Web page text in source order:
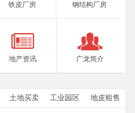
铁皮厂房 钢结构厂房
地产资讯 广龙简介
土地买卖 工业园区 地皮租售